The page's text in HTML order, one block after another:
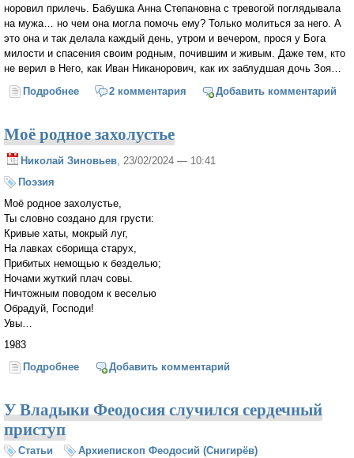
норовил прилечь. Бабушка Анна Степановна с тревогой поглядывала
на мужа… но чем она могла помочь ему? Только молиться за него. А
это она и так делала каждый день, утром и вечером, прося у Бога
милости и спасения своим родным, почившим и живым. Даже тем, кто
не верил в Него, как Иван Никанорович, как их заблудшая дочь Зоя…
Подробнее о Как профессор отца себе искал (продолжение)
2 комментария Добавить комментарий
Моё родное захолустье
Николай Зиновьев, 23/02/2024 — 10:41
Поэзия
Моё родное захолустье,
Ты словно создано для грусти:
Кривые хаты, мокрый луг,
На лавках сборища старух,
Прибитых немощью к безделью;
Ночами жуткий плач совы.
Ничтожным поводом к веселью
Обрадуй, Господи!
Увы…
1983
Подробнее о Моё родное захолустье
Добавить комментарий
У Владыки Феодосия случился сердечный
приступ
Статьи
Архиепископ Феодосий (Снигирёв)